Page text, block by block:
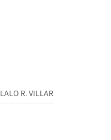
LALO R. VILLAR